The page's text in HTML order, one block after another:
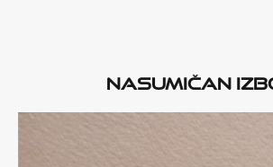
Nasumičan